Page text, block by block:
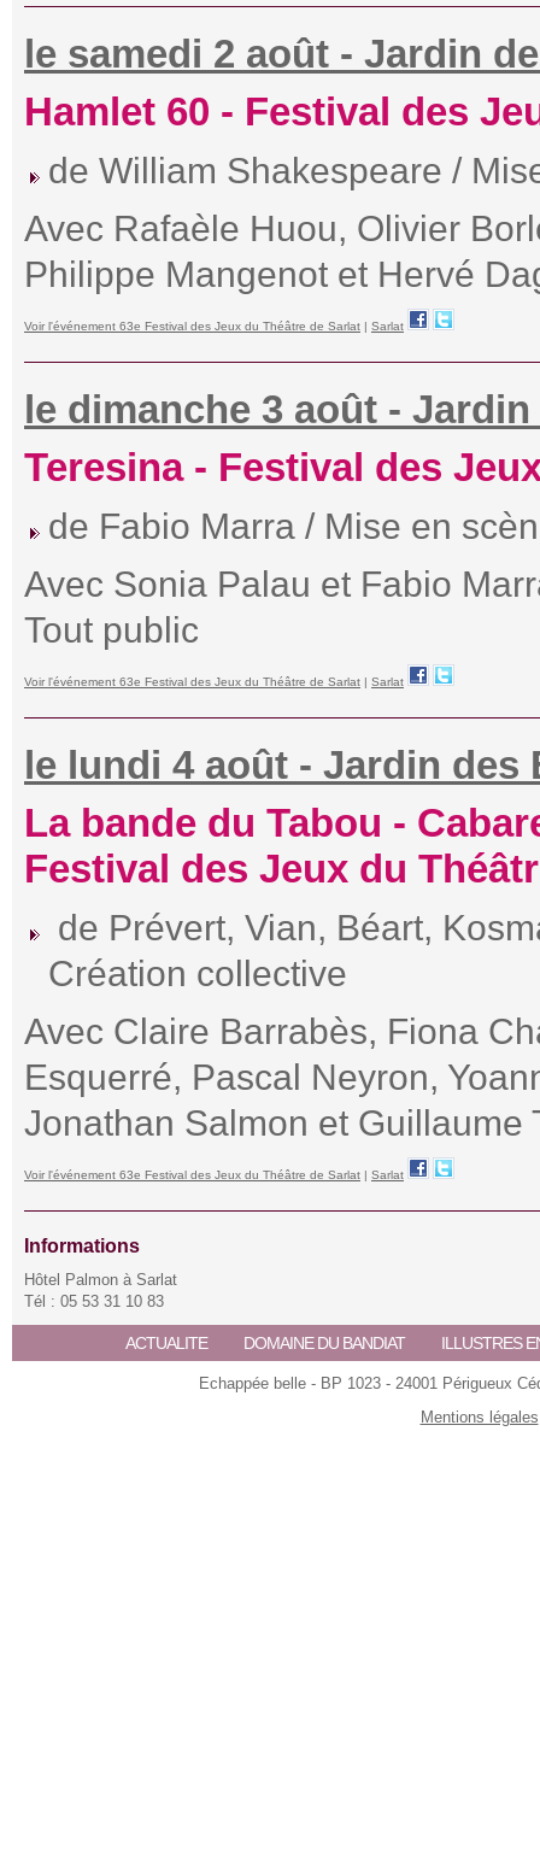
le samedi 2 août - Jardin
Hamlet 60 - Festival des
de William Shakespeare /
Avec Rafaèle Huou, Olivier
Philippe Mangenot et Hervé
Voir l'événement 63e Festival des Jeux du Théâtre de Sarlat | Sarlat
le dimanche 3 août -
Teresina - Festival des
de Fabio Marra / Mise en
Avec Sonia Palau et Fabio
Tout public
Voir l'événement 63e Festival des Jeux du Théâtre de Sarlat | Sarlat
le lundi 4 août - Jardin des
La bande du Tabou -
Festival des Jeux du
de Prévert, Vian, Béart,
Création collective
Avec Claire Barrabès, Fiona
Esquerré, Pascal Neyron,
Jonathan Salmon et Guillaume
Voir l'événement 63e Festival des Jeux du Théâtre de Sarlat | Sarlat
Informations
Hôtel Palmon à Sarlat
Tél : 05 53 31 10 83
ACTUALITE DOMAINE DU BANDIAT ILLUSTRES
Echappée belle - BP 1023 - 24001 Périgueux
Mentions légales